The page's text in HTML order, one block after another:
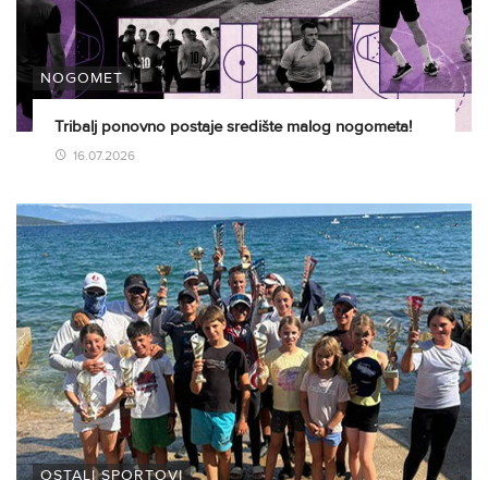
NOGOMET
Tribalj ponovno postaje središte malog nogometa!
16.07.2026
OSTALI SPORTOVI